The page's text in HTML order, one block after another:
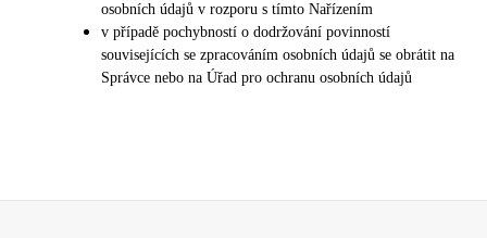
osobních údajů v rozporu s tímto Nařízením
v případě pochybností o dodržování povinností
souvisejících se zpracováním osobních údajů se obrátit na
Správce nebo na Úřad pro ochranu osobních údajů